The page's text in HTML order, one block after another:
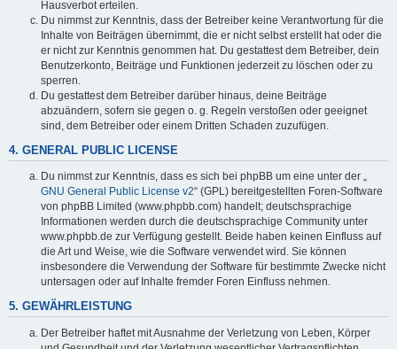
Hausverbot erteilen.
Du nimmst zur Kenntnis, dass der Betreiber keine Verantwortung für die
Inhalte von Beiträgen übernimmt, die er nicht selbst erstellt hat oder die
er nicht zur Kenntnis genommen hat. Du gestattest dem Betreiber, dein
Benutzerkonto, Beiträge und Funktionen jederzeit zu löschen oder zu
sperren.
Du gestattest dem Betreiber darüber hinaus, deine Beiträge
abzuändern, sofern sie gegen o. g. Regeln verstoßen oder geeignet
sind, dem Betreiber oder einem Dritten Schaden zuzufügen.
4. GENERAL PUBLIC LICENSE
Du nimmst zur Kenntnis, dass es sich bei phpBB um eine unter der „
GNU General Public License v2“ (GPL) bereitgestellten Foren-Software
von phpBB Limited (www.phpbb.com) handelt; deutschsprachige
Informationen werden durch die deutschsprachige Community unter
www.phpbb.de zur Verfügung gestellt. Beide haben keinen Einfluss auf
die Art und Weise, wie die Software verwendet wird. Sie können
insbesondere die Verwendung der Software für bestimmte Zwecke nicht
untersagen oder auf Inhalte fremder Foren Einfluss nehmen.
5. GEWÄHRLEISTUNG
Der Betreiber haftet mit Ausnahme der Verletzung von Leben, Körper